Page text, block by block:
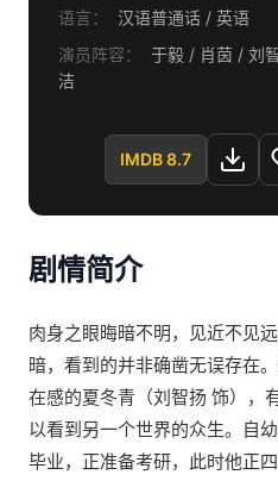
语言：
汉语普通话 / 英语
演员阵容：
于毅 / 肖茵 / 刘智扬 / 梁椰雯 / 王靖云 / 陈
洁
IMDB 8.7
剧情简介
肉身之眼晦暗不明，见近不见
暗，看到的并非确凿无误存在
在感的夏冬青（刘智扬 饰），
以看到另一个世界的众生。自
毕业，正准备考研，此时他正